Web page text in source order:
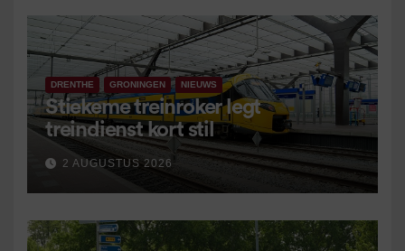
DRENTHE GRONINGEN NIEUWS
Stiekeme treinroker legt
treindienst kort stil
2 AUGUSTUS 2026